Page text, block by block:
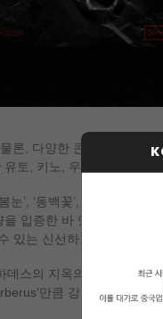
물론, 다양한 콘셉트와 폭
토, 키노, 우석)’을 발매하
’, ‘동백꽃’, ‘그해 그달
입증한 바 있다. 펜타곤
있는 신선하고 유니크한 트
스의 지옥의 문을 지키는
만큼 강한 에너지를